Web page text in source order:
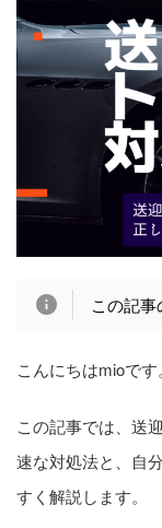
この記
こんにちはmioです。
この記事では、送
速な対処法と、自
すく解説します。